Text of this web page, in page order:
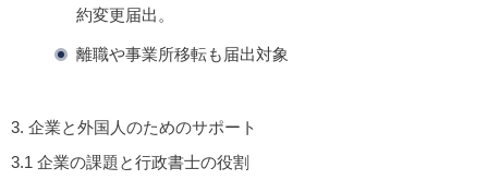
約変更届出。
離職や事業所移転も届出対象
3. 企業と外国人のためのサポート
3.1 企業の課題と行政書士の役割